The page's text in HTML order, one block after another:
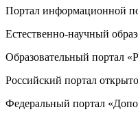
Портал информационной
Естественно-научный
Образовательный портал
Российский портал
Федеральный портал